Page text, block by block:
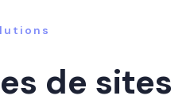
de sites